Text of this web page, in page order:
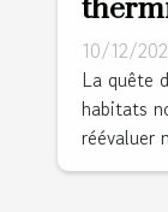
10/12/
La quête
habitats
réévaluer